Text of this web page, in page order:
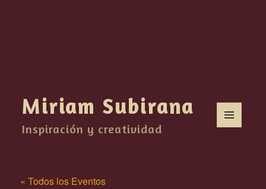
Miriam Subirana
Inspiración y creatividad
« Todos los Eventos